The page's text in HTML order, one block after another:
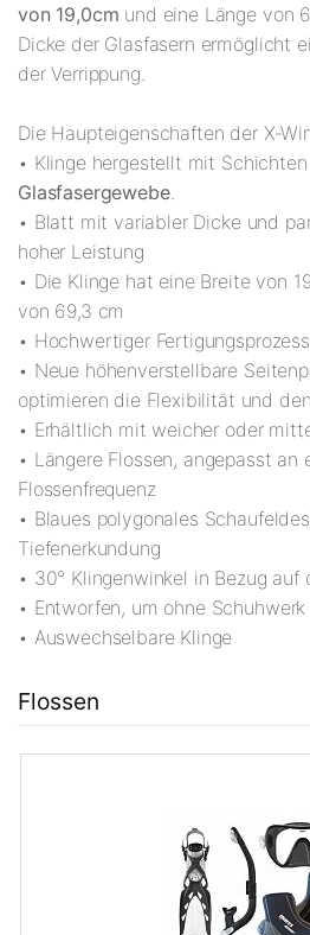
von 19,0cm und eine Länge von
Dicke der Glasfasern ermöglicht
der Verrippung.
Die Haupteigenschaften der X-
• Klinge hergestellt mit Schichten
Glasfasergewebe.
• Blatt mit variabler Dicke und
hoher Leistung
• Die Klinge hat eine Breite von
von 69,3 cm
• Hochwertiger Fertigungsprozess
• Neue höhenverstellbare
optimieren die Flexibilität und
• Erhältlich mit weicher oder
• Längere Flossen, angepasst an
Flossenfrequenz
• Blaues polygonales
Tiefenerkundung
• 30° Klingenwinkel in Bezug auf
• Entworfen, um ohne
• Auswechselbare Klinge
Flossen